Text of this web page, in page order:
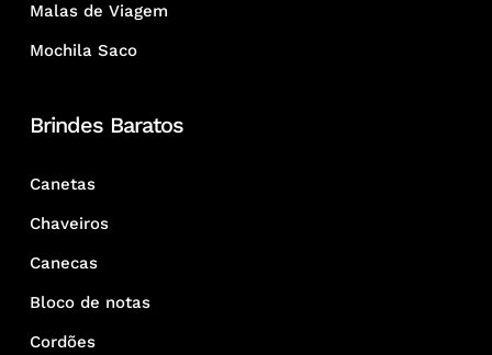
Malas de Viagem
Mochila Saco
Brindes Baratos
Canetas
Chaveiros
Canecas
Bloco de notas
Cordões